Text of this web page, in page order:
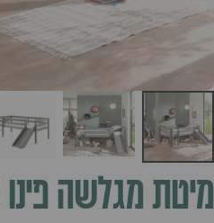
מיטת מגלשהפינו